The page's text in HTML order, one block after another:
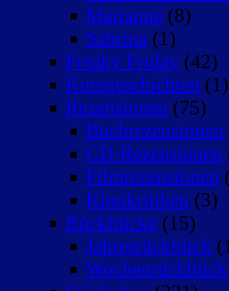
Marianne (8)
Sabrina (1)
Freaky Friday (42)
Kurzgeschichten (1)
Rezensionen (75)
Buchrezensionen
CD-Rezensionen
Filmrezensionen
Kinokritiken (3)
Rückblicke (15)
Jahresrückblick
Wochenrückblick